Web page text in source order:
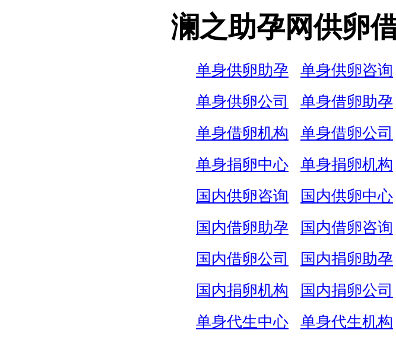
澜之助孕网供卵
单身供卵助孕 单身供卵咨询
单身供卵公司
单身借卵助孕
单身借卵机构
单身借卵公司
单身捐卵中心
单身捐卵机构
国内供卵咨询
国内供卵中心
国内借卵助孕
国内借卵咨询
国内借卵公司
国内捐卵助孕
国内捐卵机构
国内捐卵公司
单身代生中心
单身代生机构